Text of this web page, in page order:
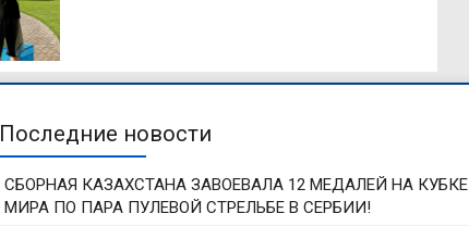
Последние новости
СБОРНАЯ КАЗАХСТАНА ЗАВОЕВАЛА 12 МЕДАЛЕЙ НА КУБКЕ
МИРА ПО ПАРА ПУЛЕВОЙ СТРЕЛЬБЕ В СЕРБИИ!